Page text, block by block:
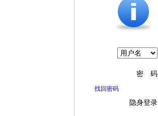
密 码
找回密码
隐身登录